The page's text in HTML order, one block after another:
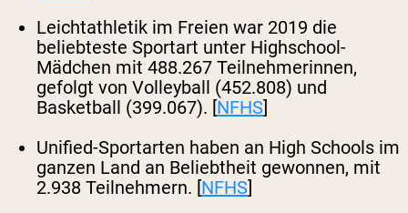
Leichtathletik im Freien war 2019 die
beliebteste Sportart unter Highschool-
Mädchen mit 488.267 Teilnehmerinnen,
gefolgt von Volleyball (452.808) und
Basketball (399.067). [NFHS]
Unified-Sportarten haben an High Schools im
ganzen Land an Beliebtheit gewonnen, mit
2.938 Teilnehmern. [NFHS]